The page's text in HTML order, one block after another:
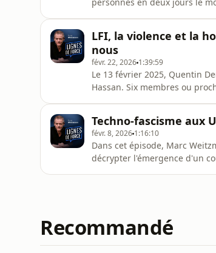
Weitzmann reçoit
LFI, la violence et la
nous
févr. 22, 2026 1:39:59
Le 13 février 2025, Quentin
Hassan. Six membres ou
Jakubowicz (journaliste
Techno-fascisme aux
févr. 8, 2026 1:16:10
Dans cet épisode, Marc
décrypter l'émergence d'un
Recommandé